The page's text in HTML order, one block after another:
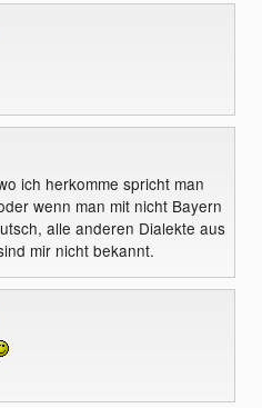
ich herkomme spricht man
wenn man mit nicht Bayern
alle anderen Dialekte aus
mir nicht bekannt.